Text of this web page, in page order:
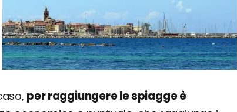
per raggiungere le spiagge è